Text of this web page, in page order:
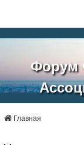
Форум
Главная